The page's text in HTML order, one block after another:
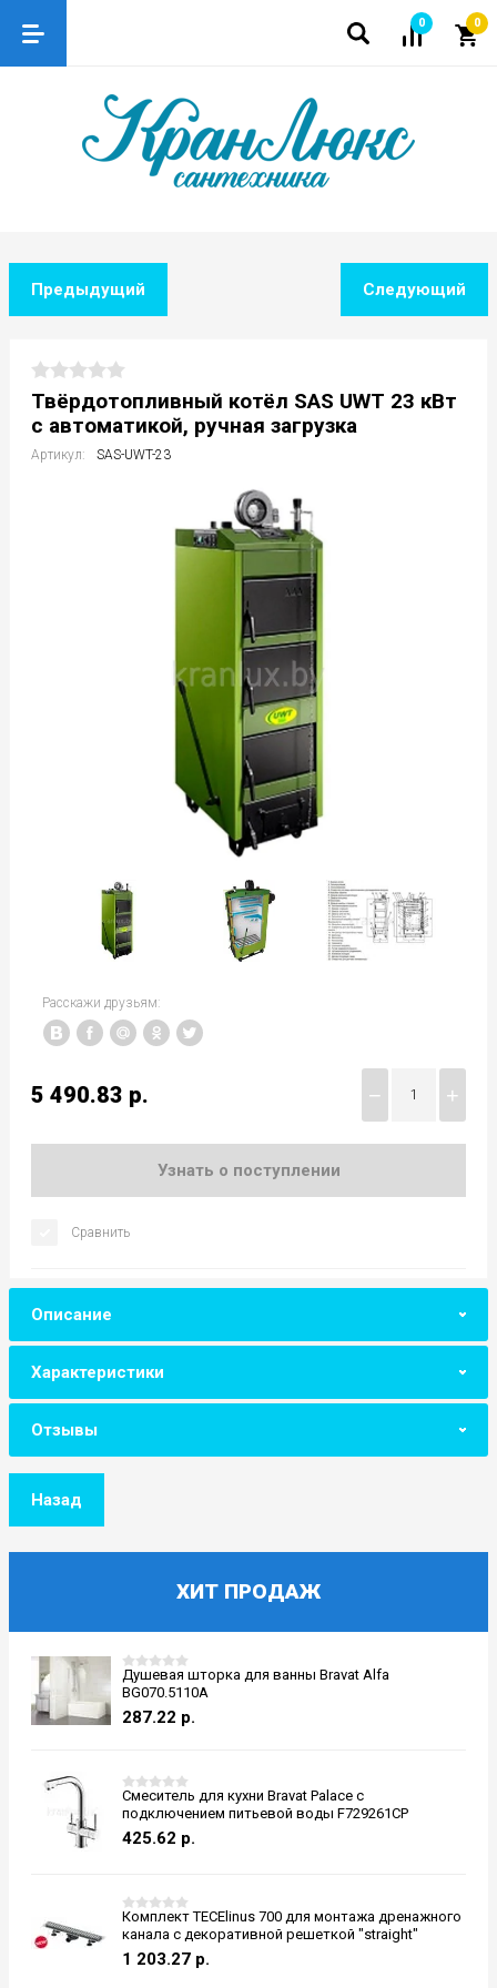
0 0
ХИТ ПРОДАЖ
Душевая шторка для ванны Bravat Alfa
BG070.5110A
287.22 р.
Смеситель для кухни Bravat Palace с
подключением питьевой воды F729261CP
425.62 р.
Комплект TECElinus 700 для монтажа дренажного
канала с декоративной решеткой "straight"
1 203.27 р.
Предыдущий Следующий
Твёрдотопливный котёл SAS UWT 23 кВт
с автоматикой, ручная загрузка
Артикул: SAS-UWT-23
Расскажи друзьям:
5 490.83 р. − +
Узнать о поступлении
Сравнить
Описание
Характеристики
Отзывы
Назад